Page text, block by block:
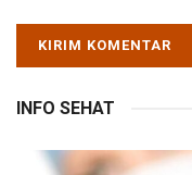
INFO SEHAT